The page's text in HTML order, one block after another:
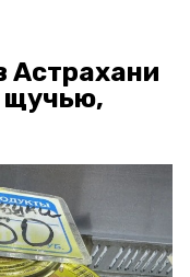
Астрахани
щучью,